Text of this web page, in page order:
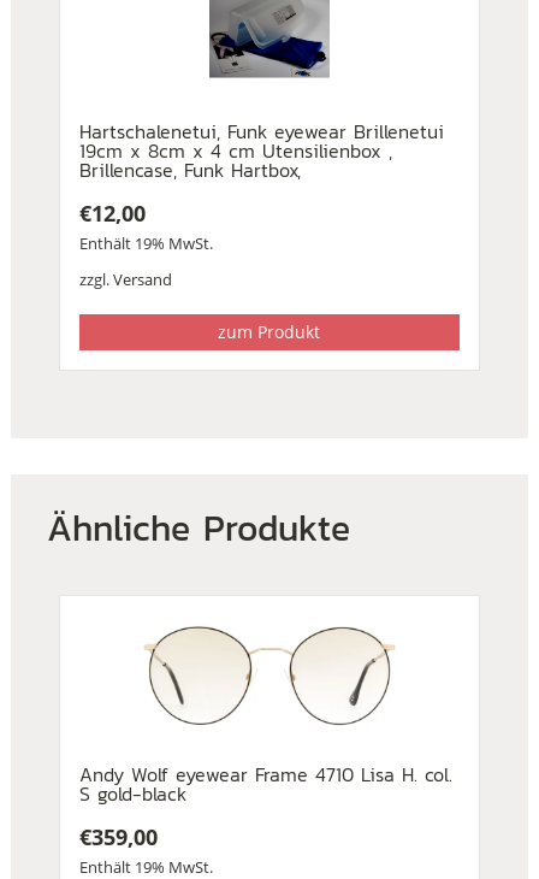
Hartschalenetui, Funk eyewear Brillenetui
19cm x 8cm x 4 cm Utensilienbox ,
Brillencase, Funk Hartbox,
€12,00
Enthält 19% MwSt.
zzgl.Versand
zum Produkt
Ähnliche Produkte
Andy Wolf eyewear Frame 4710 Lisa H. col.
S gold-black
€359,00
Enthält 19% MwSt.